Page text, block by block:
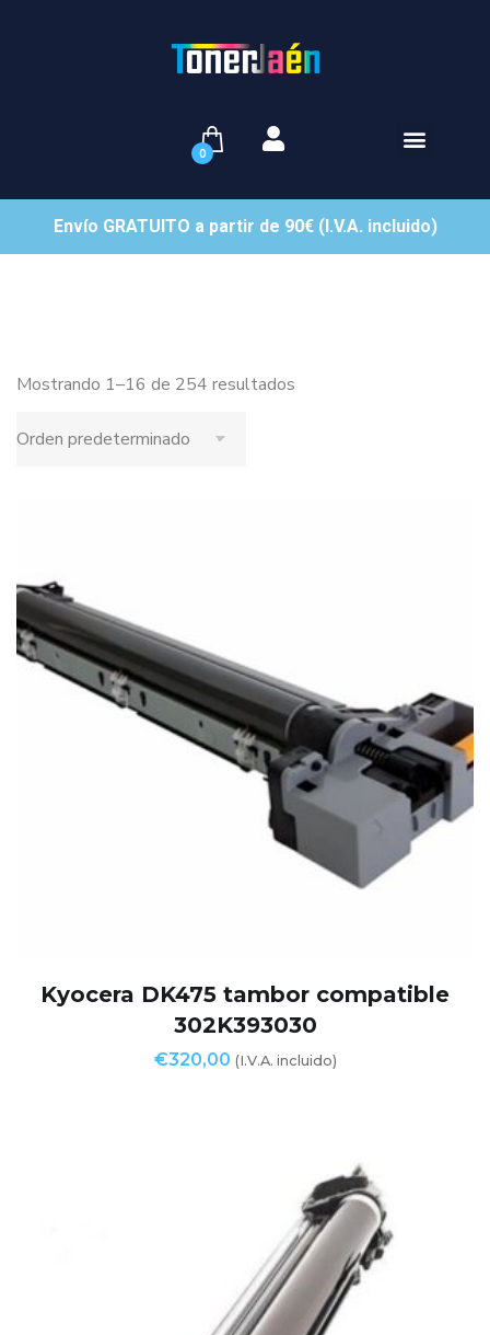
0
Envío GRATUITO a partir de 90€ (I.V.A. incluido)
Mostrando 1–16 de 254 resultados
Kyocera DK475 tambor compatible
302K393030
€320,00 (I.V.A. incluido)